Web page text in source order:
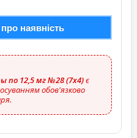
наявність
по 12,5 мг №28 (7х4)є
обов'язково